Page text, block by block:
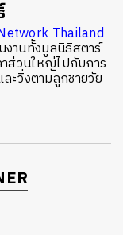
Thailand
านทั้งมูลนิธิสตาร์
ส่วนใหญ่ไปกับการ
ะวิ่งตามลูกชายวัย